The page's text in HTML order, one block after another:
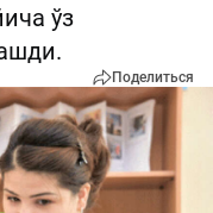
ўз
Поделиться